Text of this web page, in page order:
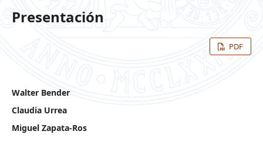
Presentación
PDF
Walter Bender
Claudia Urrea
Miguel Zapata-Ros